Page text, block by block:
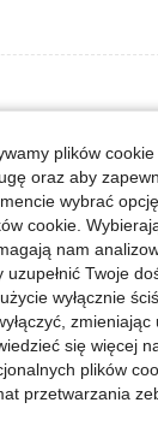
cm / 65 in,
Wzrost:165 cm /
Kolor: Ciemny
polecam
Zobacz Więcej
plików
oraz aby
wybrać
cookie.
nam
uzupełnić Twoje
wyłącznie
się więcej
plików
przetwarzania